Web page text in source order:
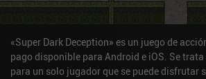
«Super Dark Deception» es un juego de
pago disponible para Android e iOS. Se
para un solo jugador que se puede disfrutar